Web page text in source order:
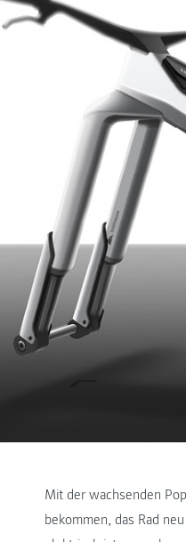
Mit der wachsenden
bekommen, das Rad